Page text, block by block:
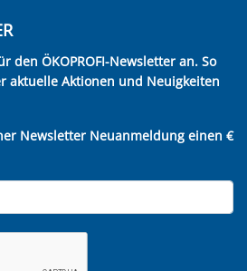
den ÖKOPROFI-Newsletter an. So
aktuelle Aktionen und Neuigkeiten
Newsletter Neuanmeldung einen €